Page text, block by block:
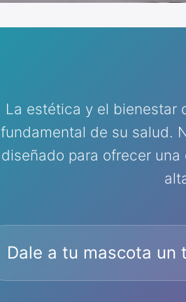
La estética y el bienestar
fundamental de su salud.
diseñado para ofrecer
Dale a tu mascota un